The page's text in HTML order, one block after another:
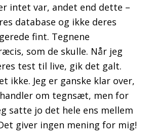
intet var, andet end dette –
database og ikke deres
fint. Tegnene
som de skulle. Når jeg
test til live, gik det galt.
ikke. Jeg er ganske klar over,
om tegnsæt, men for
satte jo det hele ens mellem
giver ingen mening for mig!